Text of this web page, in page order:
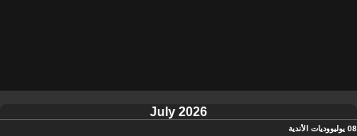
July 2026
08 يوليو وديات الأندية